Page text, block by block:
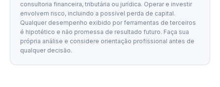
consultoria financeira, tributária ou jurídica. Operar e investir
envolvem risco, incluindo a possível perda de capital.
Qualquer desempenho exibido por ferramentas de terceiros
é hipotético e não promessa de resultado futuro. Faça sua
própria análise e considere orientação profissional antes de
qualquer decisão.